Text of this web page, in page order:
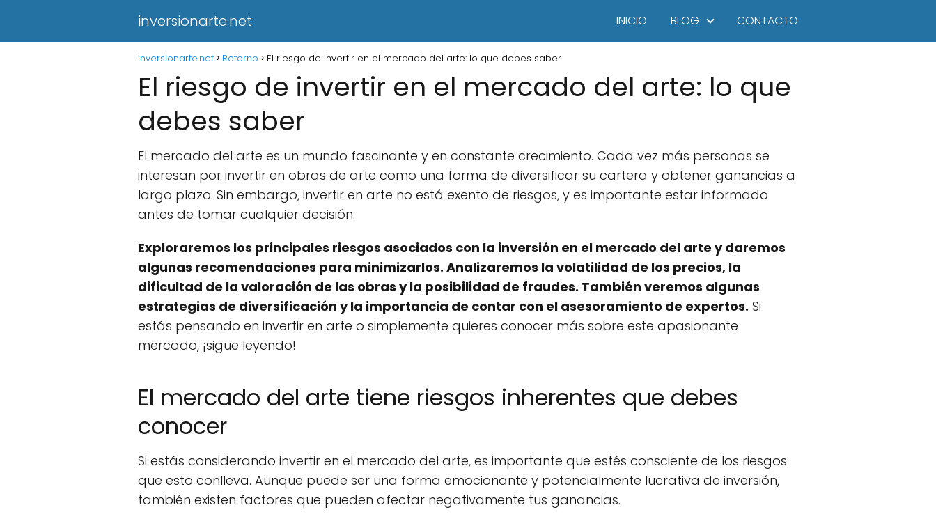
inversionarte.net INICIO BLOG CONTACTO
inversionarte.net Retorno El riesgo de invertir en el mercado del arte: lo que debes saber
El riesgo de invertir en el mercado del arte: lo que
debes saber
El mercado del arte es un mundo fascinante y en constante crecimiento. Cada vez más personas se
interesan por invertir en obras de arte como una forma de diversificar su cartera y obtener ganancias a
largo plazo. Sin embargo, invertir en arte no está exento de riesgos, y es importante estar informado
antes de tomar cualquier decisión.
Exploraremos los principales riesgos asociados con la inversión en el mercado del arte y daremos
algunas recomendaciones para minimizarlos. Analizaremos la volatilidad de los precios, la
dificultad de la valoración de las obras y la posibilidad de fraudes. También veremos algunas
estrategias de diversificación y la importancia de contar con el asesoramiento de expertos. Si
estás pensando en invertir en arte o simplemente quieres conocer más sobre este apasionante
mercado, ¡sigue leyendo!
El mercado del arte tiene riesgos inherentes que debes
conocer
Si estás considerando invertir en el mercado del arte, es importante que estés consciente de los riesgos
que esto conlleva. Aunque puede ser una forma emocionante y potencialmente lucrativa de inversión,
también existen factores que pueden afectar negativamente tus ganancias.